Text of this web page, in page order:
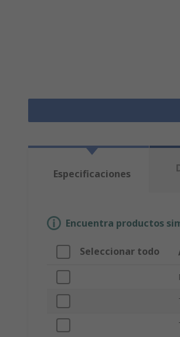
Especificaciones
Encuentra productos
Seleccionar todo